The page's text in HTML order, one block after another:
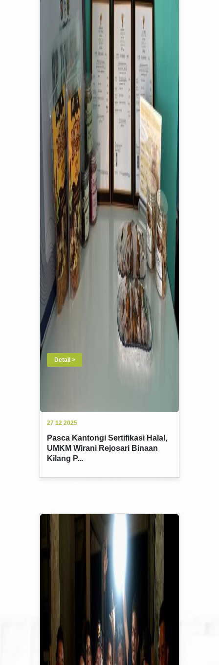
27 12 2025
Pasca Kantongi Sertifikasi Halal,
UMKM Wirani Rejosari Binaan
Kilang P...
Detail >